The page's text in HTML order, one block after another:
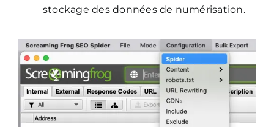
stockage des données de numérisation.